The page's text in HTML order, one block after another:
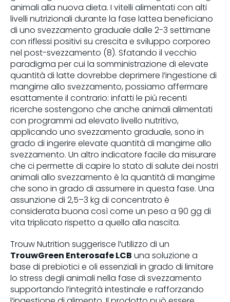
animali alla nuova dieta. I vitelli alimentati con alti
livelli nutrizionali durante la fase lattea beneficiano
di uno svezzamento graduale dalle 2-3 settimane
con riflessi positivi su crescita e sviluppo corporeo
nel post-svezzamento (8). Sfatando il vecchio
paradigma per cui la somministrazione di elevate
quantità di latte dovrebbe deprimere l’ingestione di
mangime allo svezzamento, possiamo affermare
esattamente il contrario: infatti le più recenti
ricerche sostengono che anche animali alimentati
con programmi ad elevato livello nutritivo,
applicando uno svezzamento graduale, sono in
grado di ingerire elevate quantità di mangime allo
svezzamento. Un altro indicatore facile da misurare
che ci permette di capire lo stato di salute dei nostri
animali allo svezzamento è la quantità di mangime
che sono in grado di assumere in questa fase. Una
assunzione di 2,5–3 kg di concentrato è
considerata buona così come un peso a 90 gg di
vita triplicato rispetto a quello alla nascita.
Trouw Nutrition suggerisce l’utilizzo di un
TrouwGreen Enterosafe LCB una soluzione a
base di prebiotici e oli essenziali in grado di limitare
lo stress degli animali nella fase di svezzamento
supportando l’integrità intestinale e rafforzando